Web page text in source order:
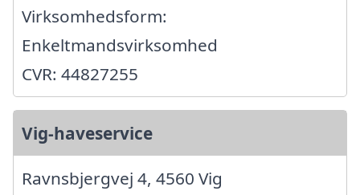
Virksomhedsform:
Enkeltmandsvirksomhed
CVR: 44827255
Vig-haveservice
Ravnsbjergvej 4, 4560 Vig